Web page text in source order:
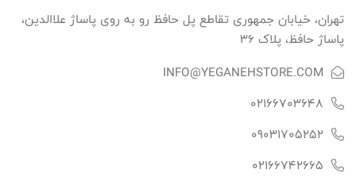
تهران، خیابان جمهوری تقاطع پل حافظ رو به روی پاساژ علاالدین،
پاساژ حافظ، پلاک ۳۶
INFO@YEGANEHSTORE.COM
02166703648
09031705252
02166742665